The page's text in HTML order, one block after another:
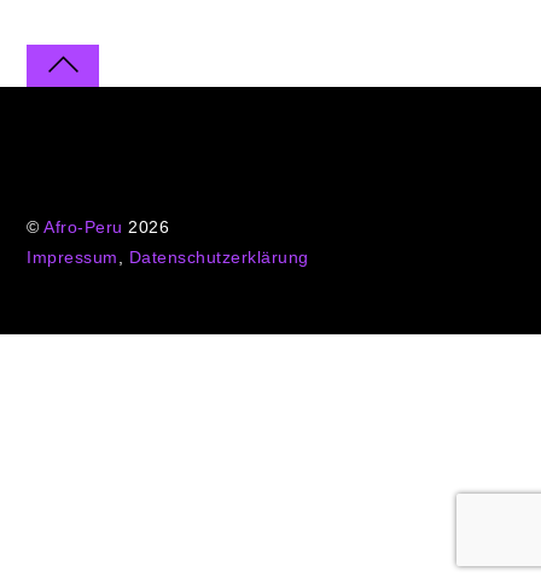
©Afro-Peru 2026
Impressum
Datenschutzerklärung